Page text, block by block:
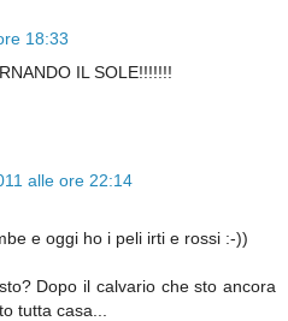
18:33
IL SOLE!!!!!!!
alle ore 22:14
e oggi ho i peli irti e rossi :-))
Dopo il calvario che sto ancora
tutta casa...